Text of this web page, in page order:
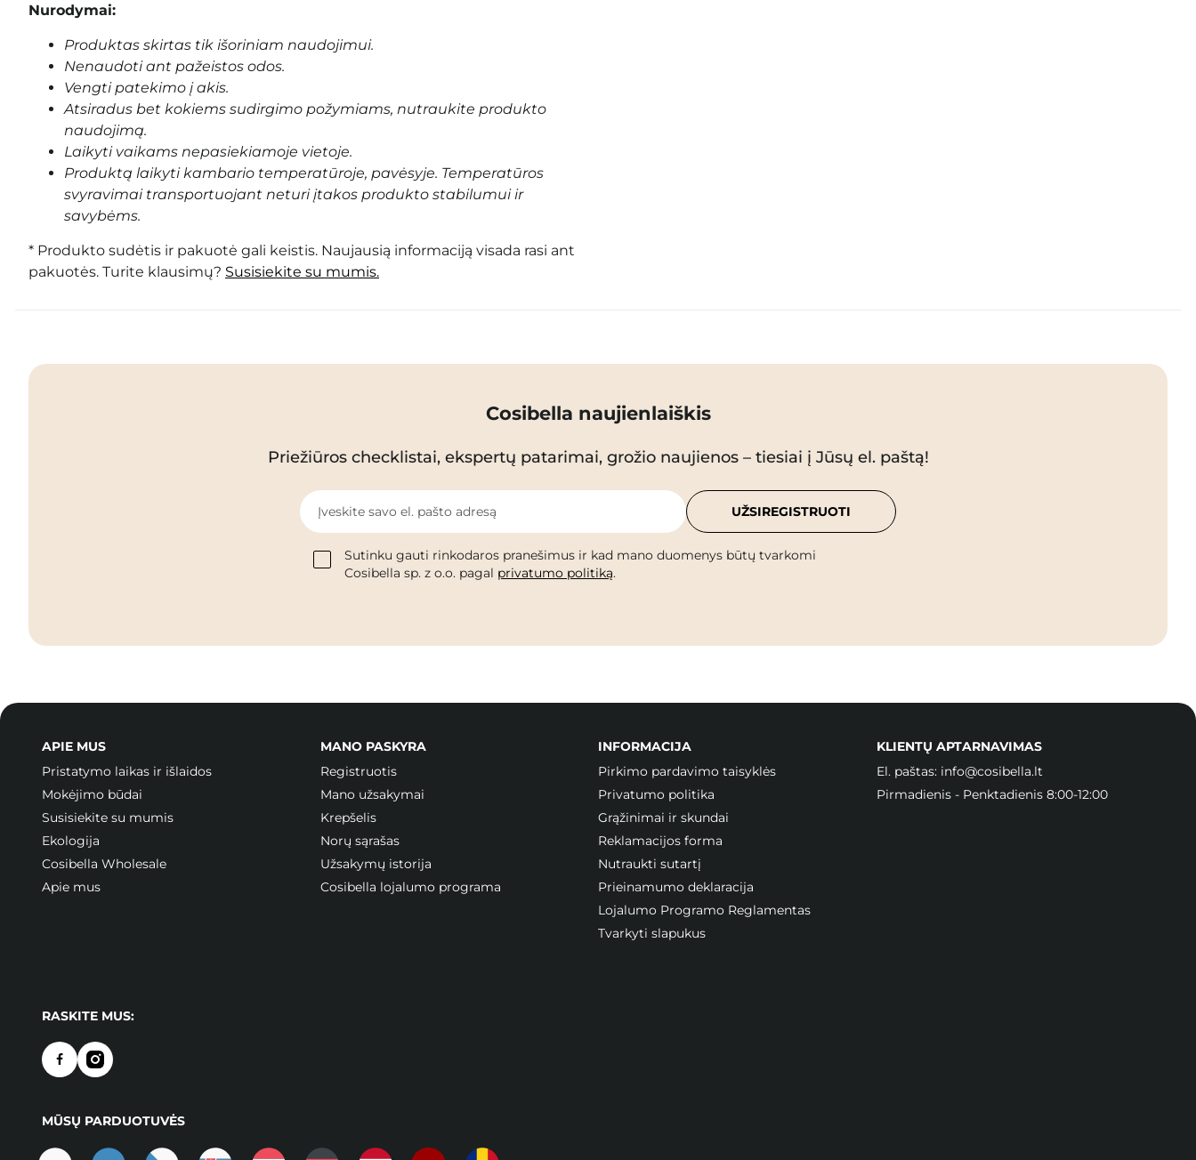
Nurodymai:
Produktas skirtas tik išoriniam naudojimui.
Nenaudoti ant pažeistos odos.
Vengti patekimo į akis.
Atsiradus bet kokiems sudirgimo požymiams, nutraukite produkto
naudojimą.
Laikyti vaikams nepasiekiamoje vietoje.
Produktą laikyti kambario temperatūroje, pavėsyje. Temperatūros
svyravimai transportuojant neturi įtakos produkto stabilumui ir
savybėms.
* Produkto sudėtis ir pakuotė gali keistis. Naujausią informaciją visada rasi ant
pakuotės. Turite klausimų? Susisiekite su mumis.
Cosibella naujienlaiškis
Priežiūros checklistai, ekspertų patarimai, grožio naujienos – tiesiai į Jūsų el. paštą!
Įveskite savo el. pašto adresą
Sutinku gauti rinkodaros pranešimus ir kad mano duomenys būtų tvarkomi
Cosibella sp. z o.o. pagal privatumo politiką.
UŽSIREGISTRUOTI
APIE MUS
Pristatymo laikas ir išlaidos
Mokėjimo būdai
Susisiekite su mumis
Ekologija
Cosibella Wholesale
Apie mus
MANO PASKYRA
Registruotis
Mano užsakymai
Krepšelis
Norų sąrašas
Užsakymų istorija
Cosibella lojalumo programa
INFORMACIJA
Pirkimo pardavimo taisyklės
Privatumo politika
Grąžinimai ir skundai
Reklamacijos forma
Nutraukti sutartį
Prieinamumo deklaracija
Lojalumo Programo Reglamentas
Tvarkyti slapukus
KLIENTŲ APTARNAVIMAS
El. paštas: info@cosibella.lt
Pirmadienis - Penktadienis 8:00-12:00
RASKITE MUS:
MŪSŲ PARDUOTUVĖS